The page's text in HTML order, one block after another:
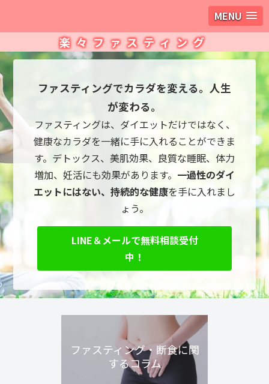
MENU
楽々ファスティング
ファスティングでカラダを変える。人生
が変わる。
ファスティングは、ダイエットだけではなく、
健康なカラダを一緒に手に入れることができま
す。デトックス、美肌効果、良質な睡眠、体力
増加、妊活にも効果があります。 一過性のダイ
エットにはない、持続的な健康を手に入れまし
ょう。
LINE＆メールで無料相談受付
中！
ファスティング・断食に関
するコラム